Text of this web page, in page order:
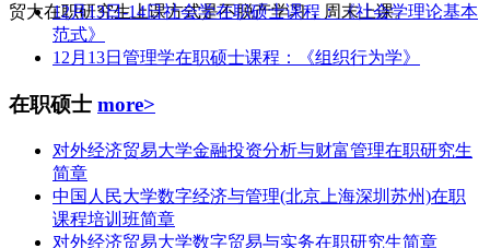
贸大在职研究生上课方式是不脱产学习，周末上课。
12月13日-14日社会学在职硕士课程：《社会学理论基本
范式》
12月13日管理学在职硕士课程：《组织行为学》
在职硕士 more>
对外经济贸易大学金融投资分析与财富管理在职研究生
简章
中国人民大学数字经济与管理(北京上海深圳苏州)在职
课程培训班简章
对外经济贸易大学数字贸易与实务在职研究生简章